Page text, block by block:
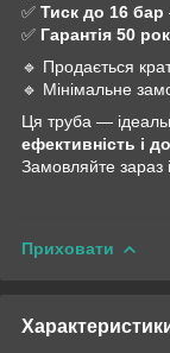
✅ Тиск до 16 бар
✅ Гарантія 50
🔹 Продається
🔹 Мінімальне
Ця труба —
ефективність і
Замовляйте зараз
Приховати